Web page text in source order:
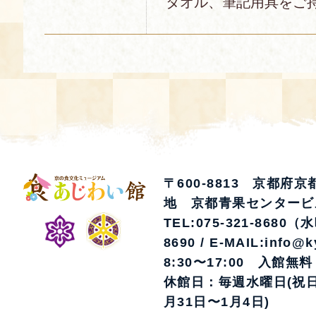
〒600-8813 京都府京
地 京都青果センタービ
TEL:075-321-8680（
8690 / E-
8:30〜17:00 入館無料
休館日：毎週水曜日(祝
月31日〜1月4日)